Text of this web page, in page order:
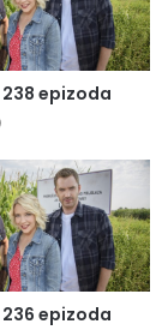
epizoda
epizoda